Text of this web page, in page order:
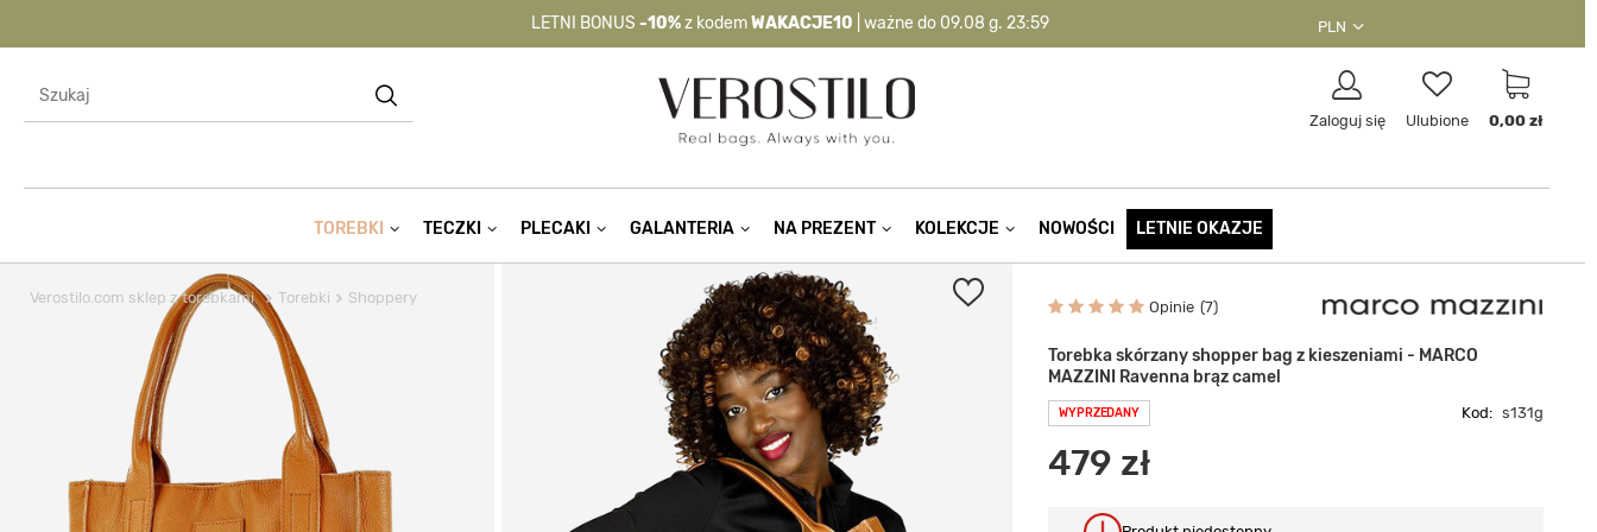
LETNI BONUS -10%z kodemWAKACJE10 | ważne do 09.08 g. 23:59
WAKACJE10 | nie dotyczy produktów z flagą OKAZJA >
PLN
Zaloguj się Ulubione 0,00 zł
TOREBKI TECZKI PLECAKI GALANTERIA NA PREZENT KOLEKCJE NOWOŚCI LETNIE OKAZJE
Verostilo.com sklep z torebkami Torebki Shoppery Opinie 7
Torebka skórzany shopper bag z kieszeniami - MARCO
MAZZINI Ravenna brąz camel
WYPRZEDANY Kod: s131g
479 zł